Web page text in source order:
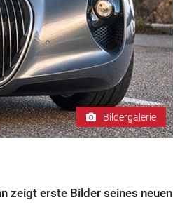
Bildergalerie
zeigt erste Bilder seines neuen